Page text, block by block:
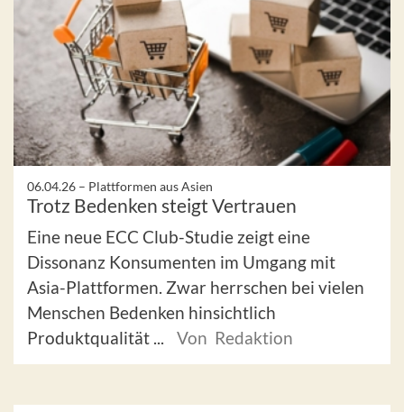
06.04.26 – Plattformen aus Asien
Trotz Bedenken steigt Vertrauen
Eine neue ECC Club-Studie zeigt eine
Dissonanz Konsumenten im Umgang mit
Asia-Plattformen. Zwar herrschen bei vielen
Menschen Bedenken hinsichtlich
Produktqualität ...
Von Redaktion